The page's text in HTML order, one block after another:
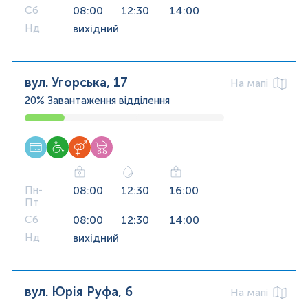
Сб 08:00 12:30 14:00
Нд вихідний
вул. Угорська, 17
На мапі
20% Завантаження відділення
Пн-
Пт
08:00 12:30 16:00
Сб 08:00 12:30 14:00
Нд вихідний
вул. Юрія Руфа, 6
На мапі